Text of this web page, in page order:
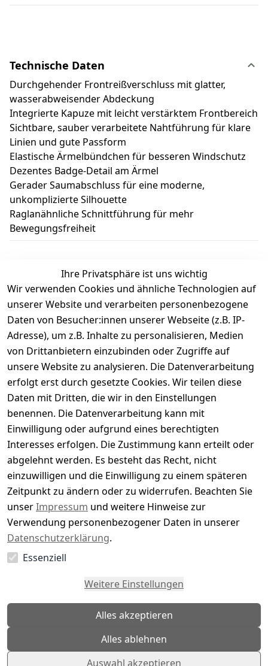
Technische Daten
Durchgehender Frontreißverschluss mit glatter,
wasserabweisender Abdeckung
Integrierte Kapuze mit leicht verstärktem Frontbereich
Sichtbare, sauber verarbeitete Nahtführung für klare
Linien und gute Passform
Elastische Ärmelbündchen für besseren Windschutz
Dezentes Badge-Detail am Ärmel
Gerader Saumabschluss für eine moderne,
unkomplizierte Silhouette
Raglanähnliche Schnittführung für mehr
Bewegungsfreiheit
Kundenbewertungen
Durchschnittliche Bewertung
0
Basierend auf 0 Bewertung(en)
Bewertung abgeben
5
( 0 )
4
( 0 )
3
( 0 )
2
( 0 )
1
( 0 )
Es hat noch niemand eine Bewertung für diesen
Artikel abgegeben
Ihre Privatsphäre ist uns wichtig
Wir verwenden Cookies und ähnliche Technologien auf
unserer Website und verarbeiten personenbezogene
Daten von Besucher:innen unserer Webseite (z.B. IP-
Adresse), um z.B. Inhalte zu personalisieren, Medien
von Drittanbietern einzubinden oder Zugriffe auf
unsere Website zu analysieren. Die Datenverarbeitung
erfolgt erst durch gesetzte Cookies. Wir teilen diese
Daten mit Dritten, die wir in den Einstellungen
benennen. Die Datenverarbeitung kann mit
Einwilligung oder aufgrund eines berechtigten
Interesses erfolgen. Die Zustimmung kann erteilt oder
abgelehnt werden. Es besteht das Recht, nicht
einzuwilligen und die Einwilligung zu einem späteren
Zeitpunkt zu ändern oder zu widerrufen. Beachten Sie
unserImpressum und weitere Hinweise zur
Verwendung personenbezogener Daten in unserer
Datenschutzerklärung.
Essenziell
Weitere Einstellungen
Alles akzeptieren
Alles ablehnen
Auswahl akzeptieren